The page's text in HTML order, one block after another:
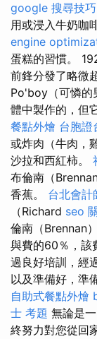
google 搜尋技巧
用或浸入牛奶咖
engine
蛋糕的習慣。
前鋒分發了略微
Po'boy（可憐的
體中製作的，但
餐點外燴 台胞證
或炸肉（牛肉，
沙拉和西紅柿。
布倫南（
香蕉。 台北會計
（Richard seo
倫南（Brennan
與費的60％，該
過良好培訓，經
以及準備好，準
自助式餐點外燴
士 考題 無論是
終努力對您從回